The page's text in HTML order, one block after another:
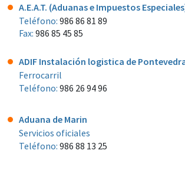
A.E.A.T. (Aduanas e Impuestos
Teléfono: 986 86 81 89
Fax: 986 85 45 85
ADIF Instalación logistica de
Ferrocarril
Teléfono: 986 26 94 96
Aduana de Marin
Servicios oficiales
Teléfono: 986 88 13 25